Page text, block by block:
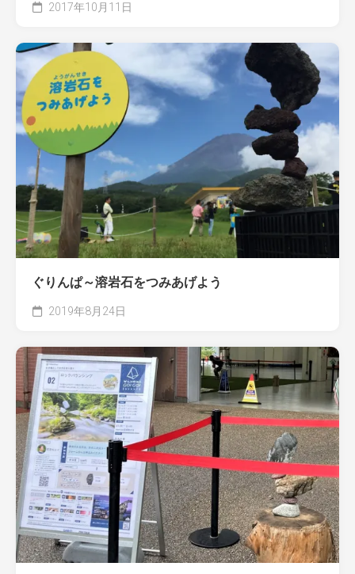
2017年10月11日
ぐりんぱ～溶岩石をつみあげよう
2019年8月24日